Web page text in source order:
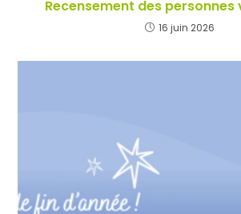
Recensement des personnes
16 juin 2026